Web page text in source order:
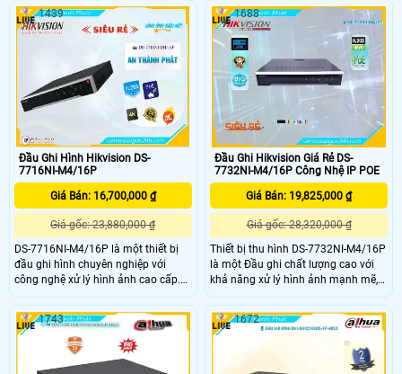
này cho phép xem hình ảnh rõ nét
và chất lượng cao mọi lúc, mọi nơi.
Đặc biệt, hình ảnh ban đêm được cải
thiện đáng kể nhờ công nghệ tiên
chụp được hình ảnh ban đêm sáng
đẹp nhờ tính năng 2 HDD. Đầu thu
hình này được trang bị công nghệ IP
POE và hỗ trợ ONVIF, cho phép hình
ảnh rõ hơn dù được lắp đặt ở bất kỳ
địa điểm nào
Đầu Ghi Hình Hikvision DS-
7716NI-M4/16P
Giá Bán: 16,700,000 ₫
Giá gốc: 23,880,000 ₫
DS-7716NI-M4/16P là một thiết bị
đầu ghi hình chuyên nghiệp với
công nghệ xử lý hình ảnh cao cấp.
Với băng thông 256 Mbps, nó cho
phép người dùng xem hình ảnh cực
kỳ sắc nét và chi tiết, ngay cả trong
điều kiện ánh sáng yếu. Đầu ghi này
còn hỗ trợ 4 ổ cứng, cho phép lưu
1439
Đầu Ghi Hikvision Giá Rẻ DS-
7732NI-M4/16P Công Nhệ IP POE
Giá Bán: 19,825,000 ₫
Giá gốc: 28,320,000 ₫
Thiết bị thu hình DS-7732NI-M4/16P
là một Đầu ghi chất lượng cao với
khả năng xử lý hình ảnh mạnh mẽ,
nhờ vào chip Băng Thông 320
Mbps. Với công nghệ tiên tiến, Đầu
ghi đảm bảo chất lượng hình ảnh
tốt cả ban ngày và ban đêm. Hơn
nữa, thiết bị được trang bị 4 ổ cứng
1688
1743 1672